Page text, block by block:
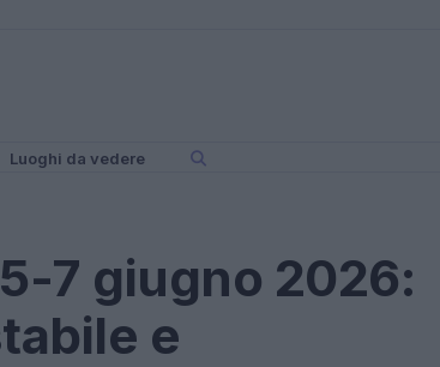
Luoghi da vedere
7 giugno 2026:
e